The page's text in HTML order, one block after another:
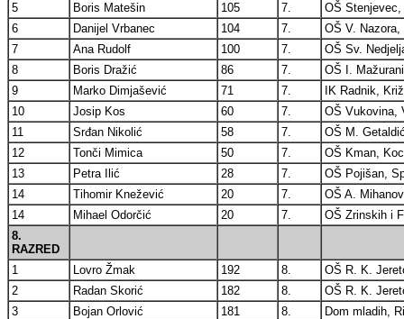
5
Boris Matešin 105 7.
OŠ Stenjevec,
6
Danijel Vrbanec 104 7.
OŠ V.
7
Ana Rudolf 100 7.
OŠ Sv.
8
Boris Dražić 86 7.
OŠ I.
9
Marko Dimjašević 71 7.
IK Radnik,
10
Josip Kos 60 7.
OŠ Vukovina,
11
Srđan Nikolić 58 7.
OŠ M.
12
Tonči Mimica 50 7.
OŠ Kman,
13
Petra Ilić 28 7.
OŠ Pojišan,
14
Tihomir Knežević 20 7.
OŠ A.
14
Mihael Odorčić 20 7.
OŠ Zrinskih i
8.
RAZRED
1
Lovro Žmak 192 8.
OŠ R. K.
2
Radan Skorić 182 8.
OŠ R. K.
3
Bojan Orlović 181 8.
Dom mladih,